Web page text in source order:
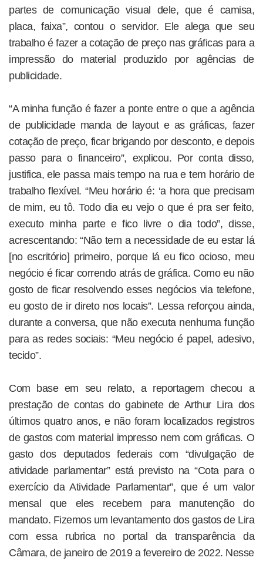
partes de comunicação visual dele, que é camisa,
placa, faixa”, contou o servidor. Ele alega que seu
trabalho é fazer a cotação de preço nas gráficas para a
impressão do material produzido por agências de
publicidade.
“A minha função é fazer a ponte entre o que a agência
de publicidade manda de layout e as gráficas, fazer
cotação de preço, ficar brigando por desconto, e depois
passo para o financeiro”, explicou. Por conta disso,
justifica, ele passa mais tempo na rua e tem horário de
trabalho flexível. “Meu horário é: ‘a hora que precisam
de mim, eu tô. Todo dia eu vejo o que é pra ser feito,
executo minha parte e fico livre o dia todo”, disse,
acrescentando: “Não tem a necessidade de eu estar lá
[no escritório] primeiro, porque lá eu fico ocioso, meu
negócio é ficar correndo atrás de gráfica. Como eu não
gosto de ficar resolvendo esses negócios via telefone,
eu gosto de ir direto nos locais”. Lessa reforçou ainda,
durante a conversa, que não executa nenhuma função
para as redes sociais: “Meu negócio é papel, adesivo,
tecido”.
Com base em seu relato, a reportagem checou a
prestação de contas do gabinete de Arthur Lira dos
últimos quatro anos, e não foram localizados registros
de gastos com material impresso nem com gráficas. O
gasto dos deputados federais com “divulgação de
atividade parlamentar” está previsto na “Cota para o
exercício da Atividade Parlamentar”, que é um valor
mensal que eles recebem para manutenção do
mandato. Fizemos um levantamento dos gastos de Lira
com essa rubrica no portal da transparência da
Câmara, de janeiro de 2019 a fevereiro de 2022. Nesse